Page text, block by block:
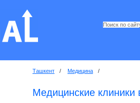
Ташкент / Медицина /
Медицинские клиники